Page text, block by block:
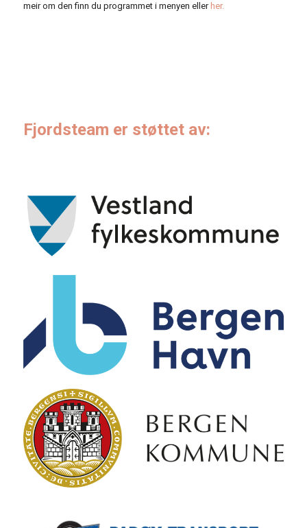
meir om den finn du programmet i menyen eller her.
Fjordsteam er støttet av: